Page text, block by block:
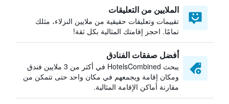
الملايين من التعليقات
تقييمات وتعليقات حقيقية من ملايين النزلاء، مثلك
تمامًا. احجز إقامتك المثالية بكل ثقة!
أفضل صفقات الفنادق
يبحث HotelsCombined في أكثر من 3 ملايين فندق
ومكان إقامة ويجمعهم في مكان واحد حتى تتمكن من
مقارنة أماكن الإقامة المثالية.